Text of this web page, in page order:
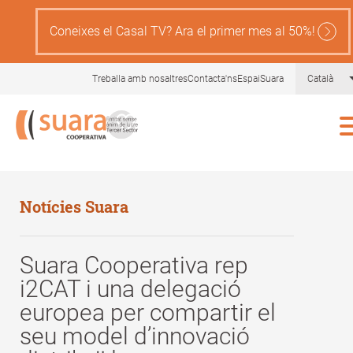
content
Coneixes el Casal TV? Ara el primer mes al 50%!
Treballa amb nosaltresContacta'nsEspaiSuara Català
Notícies Suara
Suara Cooperativa rep
i2CAT i una delegació
europea per compartir el
seu model d’innovació